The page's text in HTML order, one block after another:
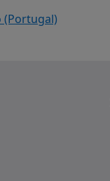
(Portugal)